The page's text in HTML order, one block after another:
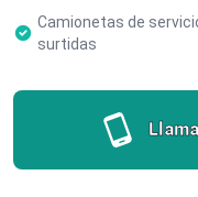
Camionetas de
surtidas